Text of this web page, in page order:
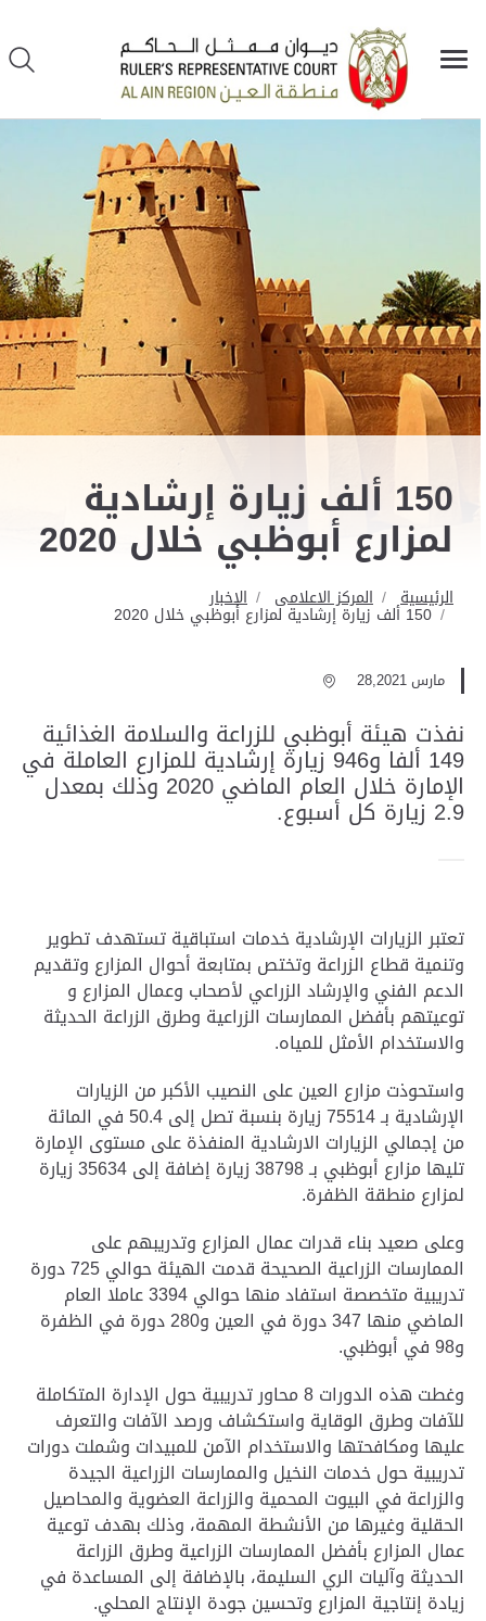
150 ألف زيارة إرشادية
لمزارع أبوظبي خلال 2020
الرئيسية المركز الاعلامى الاخبار
150 ألف زيارة إرشادية لمزارع أبوظبي خلال 2020
مارس 28,2021
نفذت هيئة أبوظبي للزراعة والسلامة الغذائية
149 ألفا و946 زيارة إرشادية للمزارع العاملة في
الإمارة خلال العام الماضي 2020 وذلك بمعدل
2.9 زيارة كل أسبوع.
تعتبر الزيارات الإرشادية خدمات استباقية تستهدف تطوير
وتنمية قطاع الزراعة وتختص بمتابعة أحوال المزارع وتقديم
الدعم الفني والإرشاد الزراعي لأصحاب وعمال المزارع و
توعيتهم بأفضل الممارسات الزراعية وطرق الزراعة الحديثة
والاستخدام الأمثل للمياه.
واستحوذت مزارع العين على النصيب الأكبر من الزيارات
الإرشادية بـ 75514 زيارة بنسبة تصل إلى 50.4 في المائة
من إجمالي الزيارات الارشادية المنفذة على مستوى الإمارة
تليها مزارع أبوظبي بـ 38798 زيارة إضافة إلى 35634 زيارة
لمزارع منطقة الظفرة.
وعلى صعيد بناء قدرات عمال المزارع وتدريبهم على
الممارسات الزراعية الصحيحة قدمت الهيئة حوالي 725 دورة
تدريبية متخصصة استفاد منها حوالي 3394 عاملا العام
الماضي منها 347 دورة في العين و280 دورة في الظفرة
و98 في أبوظبي.
وغطت هذه الدورات 8 محاور تدريبية حول الإدارة المتكاملة
للآفات وطرق الوقاية واستكشاف ورصد الآفات والتعرف
عليها ومكافحتها والاستخدام الآمن للمبيدات وشملت دورات
تدريبية حول خدمات النخيل والممارسات الزراعية الجيدة
والزراعة في البيوت المحمية والزراعة العضوية والمحاصيل
الحقلية وغيرها من الأنشطة المهمة، وذلك بهدف توعية
عمال المزارع بأفضل الممارسات الزراعية وطرق الزراعة
الحديثة وآليات الري السليمة، بالإضافة إلى المساعدة في
زيادة إنتاجية المزارع وتحسين جودة الإنتاج المحلي.